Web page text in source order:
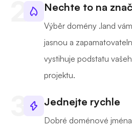
Nechte to na
Výběr domény .land
jasnou a
vystihuje podstatu
projektu.
Jednejte rychle
Dobré doménové